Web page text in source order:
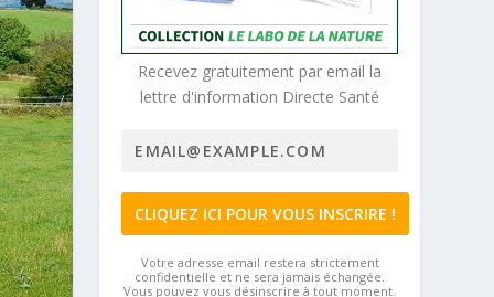
Recevez gratuitement par email la
lettre d'information Directe Santé
Votre adresse email restera strictement
confidentielle et ne sera jamais échangée.
Vous pouvez vous désinscrire à tout moment.